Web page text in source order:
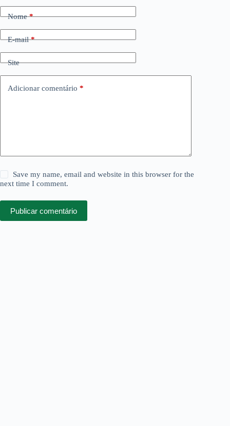
Nome*
E-mail*
Site
Adicionar comentário *
Save my name, email and website in this browser for the
next time I comment.
Publicar comentário